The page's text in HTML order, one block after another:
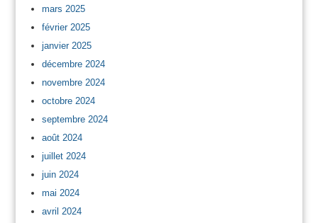
mars 2025
février 2025
janvier 2025
décembre 2024
novembre 2024
octobre 2024
septembre 2024
août 2024
juillet 2024
juin 2024
mai 2024
avril 2024